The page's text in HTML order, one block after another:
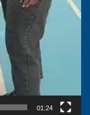
01:24